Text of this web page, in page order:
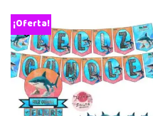
¡Oferta!